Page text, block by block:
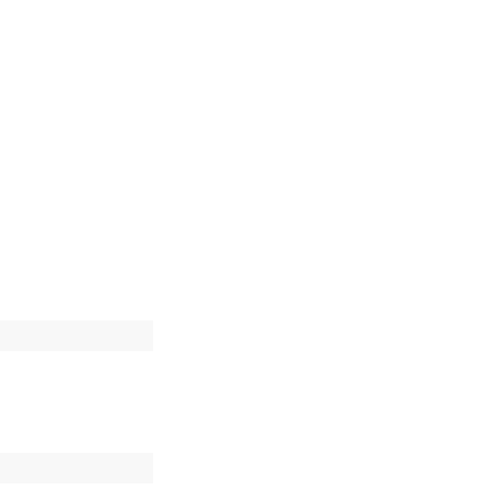
o alcance